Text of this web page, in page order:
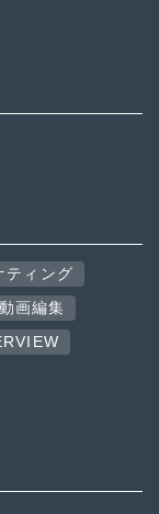
ティング
動画編集